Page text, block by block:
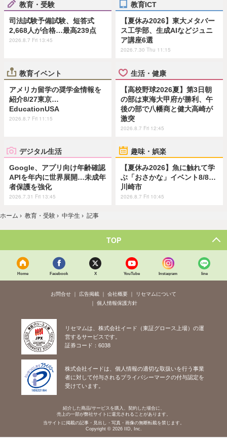
教育・受験
司法試験予備試験、短答式
2,668人が合格…最高239点
2026.8.7 Fri 13:45
教育ICT
【夏休み2026】東大メタバー
ス工学部、生成AIなどジュニ
ア講座6選
2026.7.30 Thu 11:15
教育イベント
アメリカ留学の奨学金情報を
紹介8/27東京…
EducationUSA
2026.8.7 Fri 11:15
生活・健康
【高校野球2026夏】第3日朝
の部は東海大甲府が勝利、午
後の部で八幡商と健大高崎が
激突
2026.8.7 Fri 12:45
デジタル生活
Google、アプリ向け年齢確認
APIを年内に世界展開…未成年
者保護を強化
2026.7.31 Fri 13:45
趣味・娯楽
【夏休み2026】魚に触れて学
ぶ「おさかな」イベント8/8…
川崎市
2026.8.7 Fri 10:45
ホーム › 教育・受験 › 中学生 › 記事
TOP
Home Facebook X YouTube Instagram line
お問合せ 広告掲載 会社概要
リセマムについて
個人情報保護方針
リセマムは、株式会社イード（東証グロース上場）の運
営するサービスです。
証券コード：6038
株式会社イードは、個人情報の適切な取扱いを行う事業
者に対して付与されるプライバシーマークの付与認定を
受けています。
紹介した商品/サービスを購入、契約した場合に、
売上の一部が弊社サイトに還元されることがあります。
当サイトに掲載の記事・見出し・写真・画像の無断転載を禁じます。
Copyright © 2026 IID, Inc.